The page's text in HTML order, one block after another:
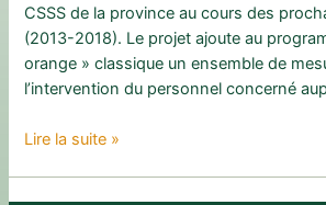
CSSS de la province au cours des
(2013-2018). Le projet ajoute au
orange » classique un ensemble de
l’intervention du personnel concerné
Processus
Lire la suite »